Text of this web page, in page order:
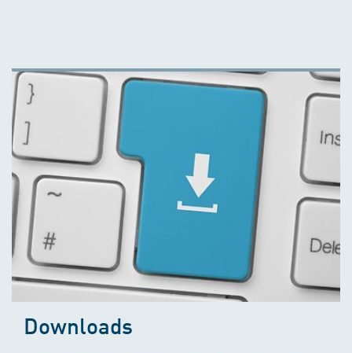
Downloads